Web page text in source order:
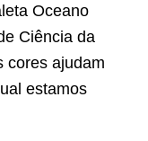
Oceano
Ciência da
cores ajudam
estamos